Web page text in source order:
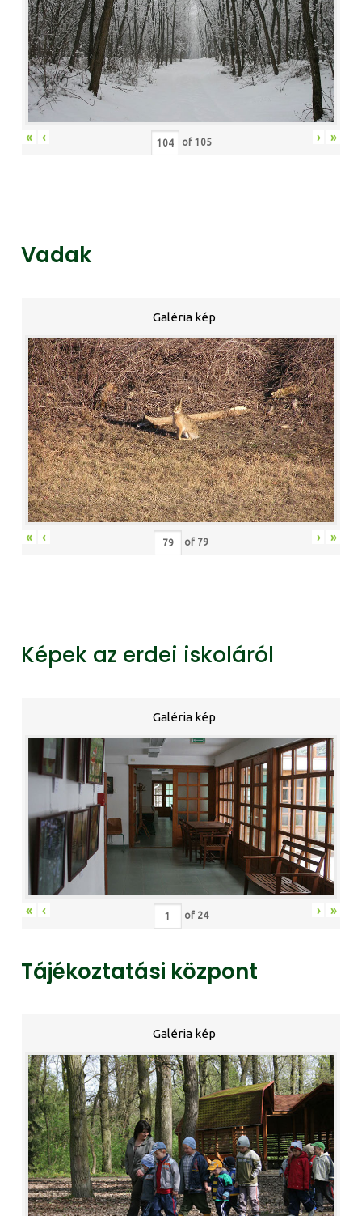
« ‹ of 105 › »
Vadak
Galéria kép
« ‹ of 79 › »
Képek az erdei iskoláról
Galéria kép
« ‹ of 24 › »
Tájékoztatási központ
Galéria kép